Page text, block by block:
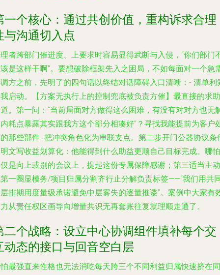
一个核心：通过共创价值，重构诉求合理
与沟通切入点
者跨部门催进度、上要求时容易显得武断与入侵，“你们部门
是这样干啊”。要想破除框架先入之困局，不如每面对一个急
方之前，先明了的四句话以终结对话障碍入口清晰：- 清单利
启动。
【方案无执行上的控制兜底被负责方催】最直接的求助
。第一问：“当前局面对方做得这么困难，有没有对对方也无
耗点暴露其实跟我方这个部分相凑好”？寻找我能提前为客户
那些部件...把冲突角色化为串联支点。第二步开门公器协议条
文写收益划算化：他能得到什么助益更顺自己目标完成。哪怕
是向上或别的会议上，提起这份专属保障感谢；第三适当主动
一圈显模务/项目归属分割齐行止分解负责标签——“我们用共
排期用度量级承诺避免中层雾失的逐量推诿”。案例中大家有
从责任权区画导向增量共识无再套账往复就理顺走通了。
二个战略：设立中心协调组件填补每个交
动态的接口与回音空白层
最强直来性格也无法消吃每天跨三个不同利益归属快速挤在同